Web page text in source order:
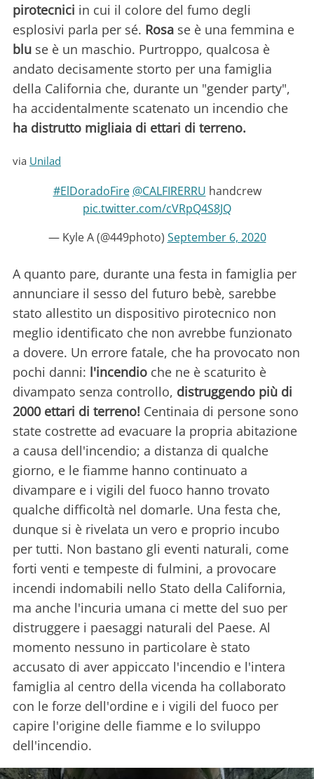
pirotecnici in cui il colore del fumo degli
esplosivi parla per sé. Rosa se è una femmina e
blu se è un maschio. Purtroppo, qualcosa è
andato decisamente storto per una famiglia
della California che, durante un "gender party",
ha accidentalmente scatenato un incendio che
ha distrutto migliaia di ettari di terreno.
via Unilad
#ElDoradoFire @CALFIRERRU handcrew
pic.twitter.com/cVRpQ4S8JQ
— Kyle A (@449photo) September 6, 2020
A quanto pare, durante una festa in famiglia per
annunciare il sesso del futuro bebè, sarebbe
stato allestito un dispositivo pirotecnico non
meglio identificato che non avrebbe funzionato
a dovere. Un errore fatale, che ha provocato non
pochi danni: l'incendio che ne è scaturito è
divampato senza controllo, distruggendo più di
2000 ettari di terreno! Centinaia di persone sono
state costrette ad evacuare la propria abitazione
a causa dell'incendio; a distanza di qualche
giorno, e le fiamme hanno continuato a
divampare e i vigili del fuoco hanno trovato
qualche difficoltà nel domarle. Una festa che,
dunque si è rivelata un vero e proprio incubo
per tutti. Non bastano gli eventi naturali, come
forti venti e tempeste di fulmini, a provocare
incendi indomabili nello Stato della California,
ma anche l'incuria umana ci mette del suo per
distruggere i paesaggi naturali del Paese. Al
momento nessuno in particolare è stato
accusato di aver appiccato l'incendio e l'intera
famiglia al centro della vicenda ha collaborato
con le forze dell'ordine e i vigili del fuoco per
capire l'origine delle fiamme e lo sviluppo
dell'incendio.